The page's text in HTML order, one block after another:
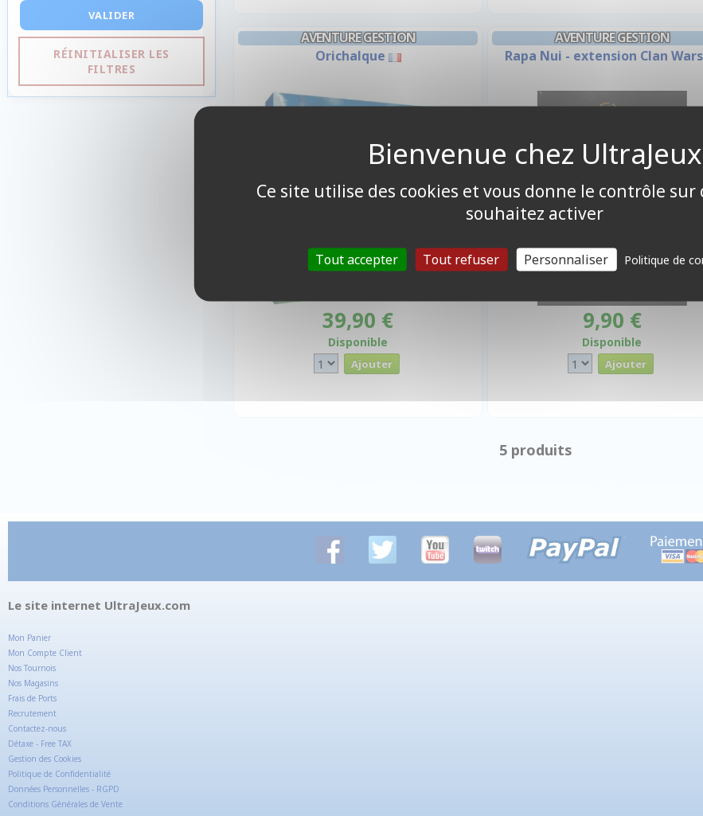
VALIDER
RÉINITIALISER LES
FILTRES
AVENTURE GESTION
Orichalque
39,90 €
Disponible
AVENTURE GESTION
Rapa Nui - extension Clan Wars
9,90 €
Disponible
5 produits
Le site internet UltraJeux.com
Mon Panier
Mon Compte Client
Nos Tournois
Nos Magasins
Frais de Ports
Recrutement
Contactez-nous
Détaxe - Free TAX
Gestion des Cookies
Politique de Confidentialité
Données Personnelles - RGPD
Conditions Générales de Vente
Ce site utilise des cookies et vous donne le contrôle sur
souhaitez activer
Tout accepter Tout refuser Personnaliser Politique de